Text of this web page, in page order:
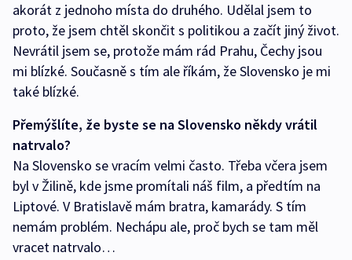
akorát z jednoho místa do druhého. Udělal jsem to
proto, že jsem chtěl skončit s politikou a začít jiný život.
Nevrátil jsem se, protože mám rád Prahu, Čechy jsou
mi blízké. Současně s tím ale říkám, že Slovensko je mi
také blízké.
Přemýšlíte, že byste se na Slovensko někdy vrátil
natrvalo?
Na Slovensko se vracím velmi často. Třeba včera jsem
byl v Žilině, kde jsme promítali náš film, a předtím na
Liptové. V Bratislavě mám bratra, kamarády. S tím
nemám problém. Nechápu ale, proč bych se tam měl
vracet natrvalo…